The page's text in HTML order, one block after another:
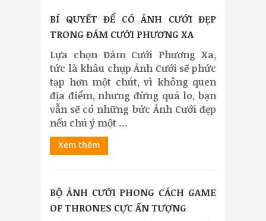
BÍ QUYẾT ĐỂ CÓ ẢNH CƯỚI ĐẸP
TRONG ĐÁM CƯỚI PHƯƠNG XA
Lựa chọn Đám Cưới Phương Xa,
tức là khâu chụp Ảnh Cưới sẽ phức
tạp hơn một chút, vì không quen
địa điểm, nhưng đừng quá lo, bạn
vẫn sẽ có những bức Ảnh Cưới đẹp
nếu chú ý một ...
Xem thêm
BỘ ẢNH CƯỚI PHONG CÁCH GAME
OF THRONES CỰC ẤN TƯỢNG